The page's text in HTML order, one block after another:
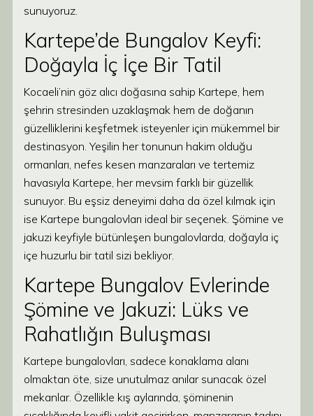
sunuyoruz.
Kartepe’de Bungalov Keyfi:
Doğayla İç İçe Bir Tatil
Kocaeli’nin göz alıcı doğasına sahip Kartepe, hem
şehrin stresinden uzaklaşmak hem de doğanın
güzelliklerini keşfetmek isteyenler için mükemmel bir
destinasyon. Yeşilin her tonunun hakim olduğu
ormanları, nefes kesen manzaraları ve tertemiz
havasıyla Kartepe, her mevsim farklı bir güzellik
sunuyor. Bu eşsiz deneyimi daha da özel kılmak için
ise Kartepe bungalovları ideal bir seçenek. Şömine ve
jakuzi keyfiyle bütünleşen bungalovlarda, doğayla iç
içe huzurlu bir tatil sizi bekliyor.
Kartepe Bungalov Evlerinde
Şömine ve Jakuzi: Lüks ve
Rahatlığın Buluşması
Kartepe bungalovları, sadece konaklama alanı
olmaktan öte, size unutulmaz anılar sunacak özel
mekanlar. Özellikle kış aylarında, şöminenin